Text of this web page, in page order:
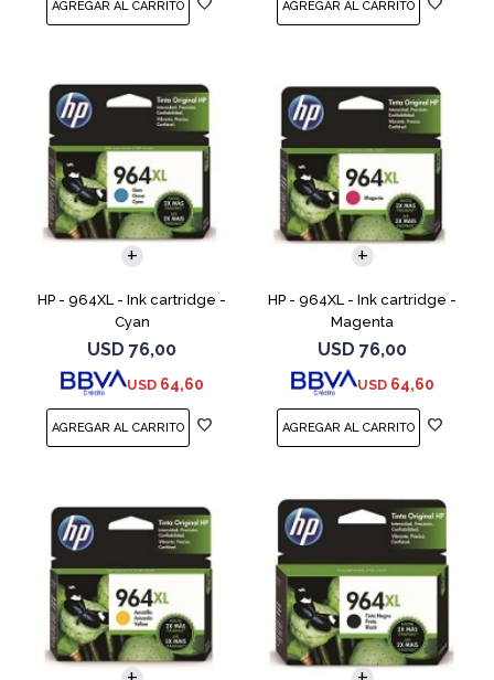
HP - 964XL - Ink cartridge -
Cyan
USD 76,00
USD 64,60
HP - 964XL - Ink cartridge -
Magenta
USD 76,00
USD 64,60